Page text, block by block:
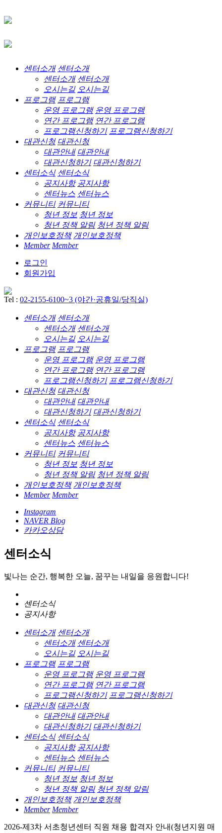
센터소개 센터소개
센터소개 센터소개
오시는길 오시는길
프로그램 프로그램
운영 프로그램 운영 프로그램
연간 프로그램 연간 프로그램
프로그램신청하기 프로그램신청하기
대관신청 대관신청
대관안내 대관안내
대관신청하기 대관신청하기
센터소식 센터소식
공지사항 공지사항
센터뉴스 센터뉴스
커뮤니티 커뮤니티
청년 정보 청년 정보
청년 정책 알림 청년 정책 알림
개인보호정책 개인보호정책
Member Member
로그인
회원가입
Tel : 02-2155-6100~3 (야간·공휴일/당직실)
센터소개 센터소개
센터소개 센터소개
오시는길 오시는길
프로그램 프로그램
운영 프로그램 운영 프로그램
연간 프로그램 연간 프로그램
프로그램신청하기 프로그램신청하기
대관신청 대관신청
대관안내 대관안내
대관신청하기 대관신청하기
센터소식 센터소식
공지사항 공지사항
센터뉴스 센터뉴스
커뮤니티 커뮤니티
청년 정보 청년 정보
청년 정책 알림 청년 정책 알림
개인보호정책 개인보호정책
Member Member
Instagram
NAVER Blog
카카오상담
센터소식
빛나는 순간, 행복한 오늘, 꿈꾸는 내일을 응원합니다!
센터소식
공지사항
센터소개 센터소개
센터소개 센터소개
오시는길 오시는길
프로그램 프로그램
운영 프로그램 운영 프로그램
연간 프로그램 연간 프로그램
프로그램신청하기 프로그램신청하기
대관신청 대관신청
대관안내 대관안내
대관신청하기 대관신청하기
센터소식 센터소식
공지사항 공지사항
센터뉴스 센터뉴스
커뮤니티 커뮤니티
청년 정보 청년 정보
청년 정책 알림 청년 정책 알림
개인보호정책 개인보호정책
Member Member
2026-제3차 서초청년센터 직원 채용 합격자 안내(청년지원 매